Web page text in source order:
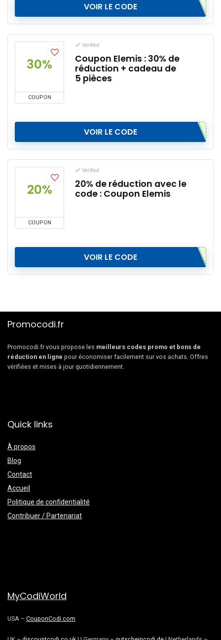
VOIR LE CODE
30%
COUPON
Verified
Coupon Elemis : 30% de
réduction + cadeau de
5 pièces
VOIR LE CODE
20%
COUPON
Verified
20% de réduction avec le
code : Coupon Elemis
VOIR LE CODE
Promocodi.fr
Promocodi.fr vous propose les meilleurs codes promo et bons de
réduction en ligne pour économiser facilement sur vos achats. Offres
vérifiées et mises à jour quotidiennement.
Quick links
À propos
Blog
Contact
Accueil
Politique de confidentialité
Contribuer / Partenariat
MyCodiWorld
USA – CouponCodi.com